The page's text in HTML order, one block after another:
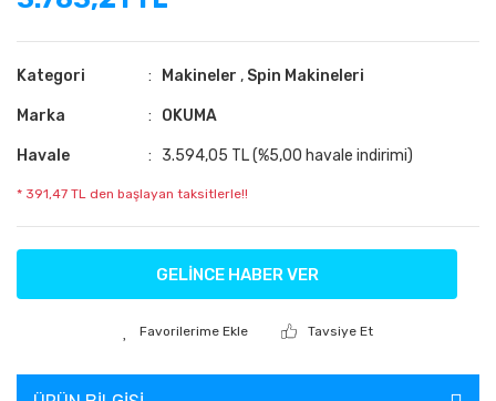
Kategori Makineler , Spin Makineleri
Marka OKUMA
Havale 3.594,05 TL (%5,00 havale indirimi)
* 391,47 TL den başlayan taksitlerle!!
GELİNCE HABER VER
Tavsiye Et